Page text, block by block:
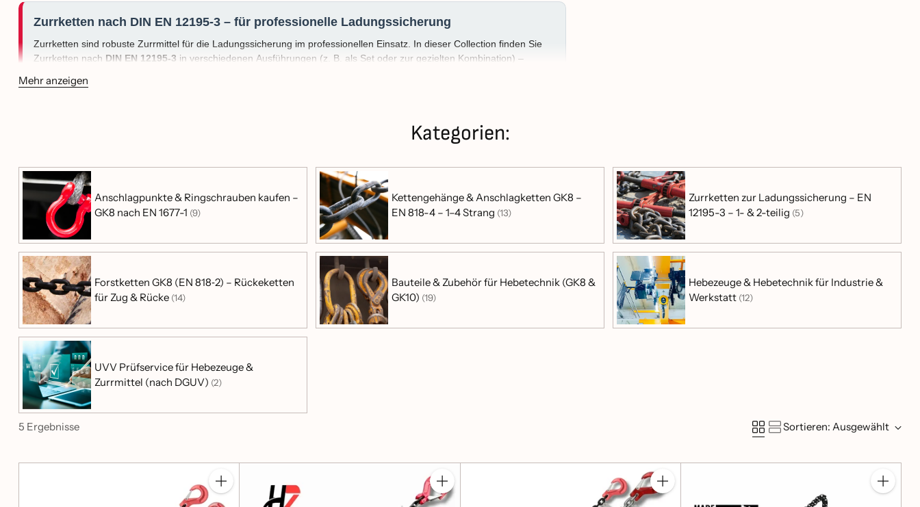
Zurrketten nach DIN EN 12195‑3 – für professionelle Ladungssicherung
Zurrketten sind robuste Zurrmittel für die Ladungssicherung im professionellen Einsatz. In dieser Collection finden Sie
Zurrketten nach DIN EN 12195‑3 in verschiedenen Ausführungen (z. B. als Set oder zur gezielten Kombination) –
(z. B. Set oder 1‑teilig). Die folgenden
Direktlinks: Sets, 1‑teilig & Kettenstärken
2‑teilig (Set) – Empfehlung
Produkt: Zurrkette 2‑teilig GK8
Produkt: Zurrkette 2‑teilig Sets
Ratgeber: Zurrkette 2‑teilig kaufen
1‑teilig / Ersatzkette
Produkt: Zurrkette 1‑teilig GK8
Produkt: Ersatzkette / Spannkette
Ratgeber: Zurrkette 1‑teilig kaufen
Nach Kettenstärke (DIN EN 12195‑3)
Zurrkette 6mm Zurrkette 8mm Zurrkette 10mm
für die Ladungssicherung
1‑teilig – Kombination / Ersatz
Wenn ein passendes Spannmittel bereits vorhanden ist
Mehr anzeigen
Kategorien:
Anschlagpunkte & Ringschrauben kaufen –
GK8 nach EN 1677-1 (9)
Kettengehänge & Anschlagketten GK8 –
EN 818-4 – 1–4 Strang (13)
Zurrketten zur Ladungssicherung – EN
12195-3 – 1- & 2-teilig (5)
Forstketten GK8 (EN 818‑2) – Rückeketten
für Zug & Rücke (14)
Bauteile & Zubehör für Hebetechnik (GK8 &
GK10) (19)
Hebezeuge & Hebetechnik für Industrie &
Werkstatt (12)
UVV Prüfservice für Hebezeuge &
Zurrmittel (nach DGUV) (2)
5 Ergebnisse Sortieren: Ausgewählt
Anzahl Anzahl Anzahl Anzahl